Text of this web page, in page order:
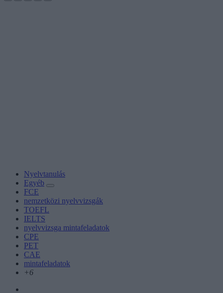
Nyelvtanulás
Egyéb
FCE
nemzetközi nyelvvizsgák
TOEFL
IELTS
nyelvvizsga mintafeladatok
CPE
PET
CAE
mintafeladatok
+6